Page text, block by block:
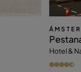
Hotel &